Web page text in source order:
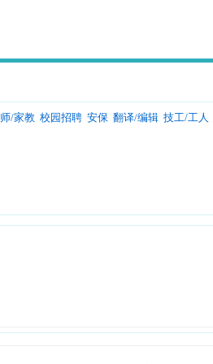
/家教 校园招聘 安保 翻译/编辑 技工/工人